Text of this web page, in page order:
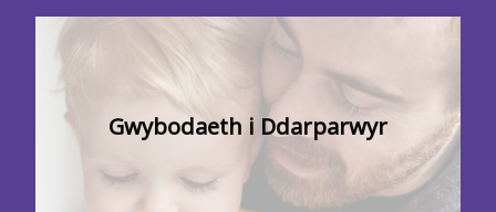
Gwybodaeth i Ddarparwyr